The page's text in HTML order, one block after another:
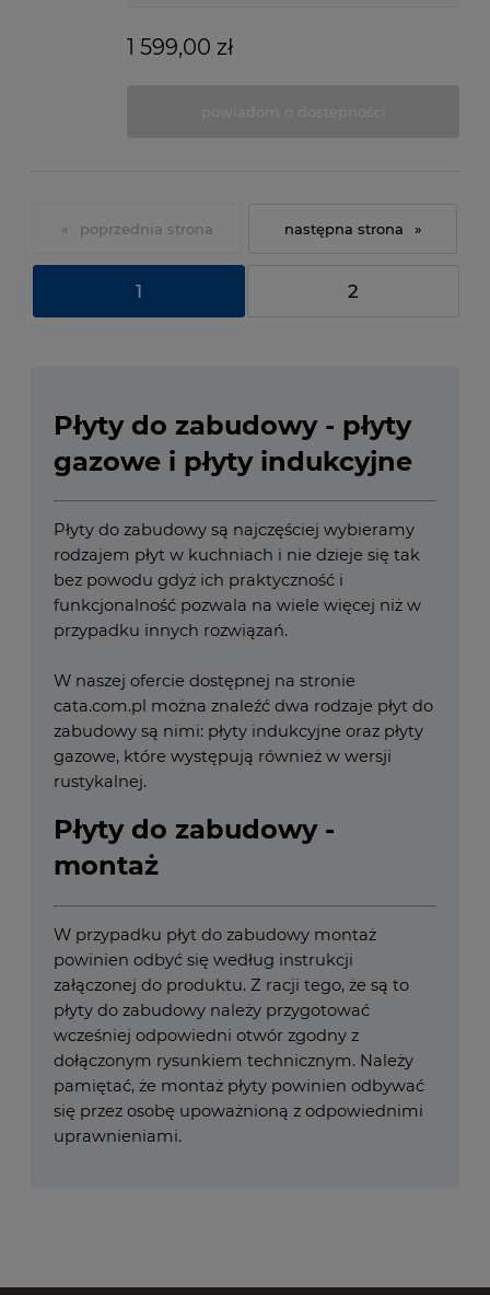
1 599,00 zł
«
1 2
»
Płyty do zabudowy - płyty
gazowe i płyty indukcyjne
Płyty do zabudowy są najczęściej wybieramy
rodzajem płyt w kuchniach i nie dzieje się tak
bez powodu gdyż ich praktyczność i
funkcjonalność pozwala na wiele więcej niż w
przypadku innych rozwiązań.
W naszej ofercie dostępnej na stronie
cata.com.pl można znaleźć dwa rodzaje płyt do
zabudowy są nimi: płyty indukcyjne oraz płyty
gazowe, które występują również w wersji
rustykalnej.
Płyty do zabudowy -
montaż
W przypadku płyt do zabudowy montaż
powinien odbyć się według instrukcji
załączonej do produktu. Z racji tego, że są to
płyty do zabudowy należy przygotować
wcześniej odpowiedni otwór zgodny z
dołączonym rysunkiem technicznym. Należy
pamiętać, że montaż płyty powinien odbywać
się przez osobę upoważnioną z odpowiednimi
uprawnieniami.